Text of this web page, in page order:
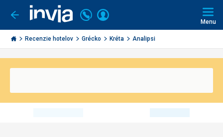
Ísť
späť
Invia.sk
Volajte
+421
2
3221
Prihlásiť
Menu
Recenzie hotelov Grécko Kréta Analipsi